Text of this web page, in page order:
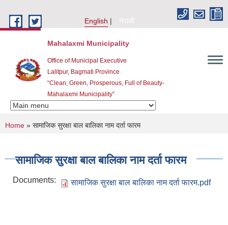
English
नेपाली
Mahalaxmi Municipality
Office of Municipal Executive
Lalitpur, Bagmati Province
“Clean, Green, Prosperous, Full of Beauty-
Mahalaxmi Municipality”
You are here
Home » सामाजिक सुरक्षा बाल बालिका नाम दर्ता फारम
सामाजिक सुरक्षा बाल बालिका नाम दर्ता फारम
Documents: सामाजिक सुरक्षा बाल बालिका नाम दर्ता फारम.pdf